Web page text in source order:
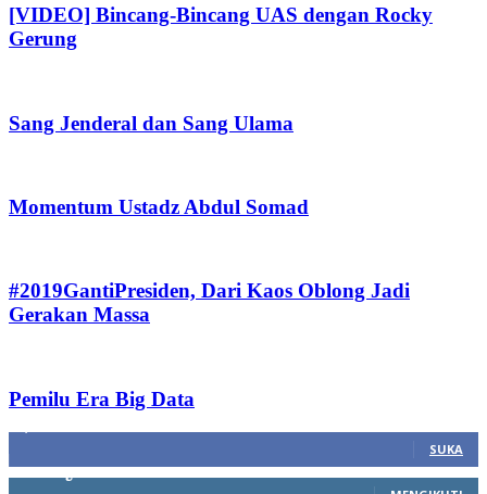
[VIDEO] Bincang-Bincang UAS dengan Rocky
Gerung
Sang Jenderal dan Sang Ulama
Momentum Ustadz Abdul Somad
#2019GantiPresiden, Dari Kaos Oblong Jadi
Gerakan Massa
Pemilu Era Big Data
SUKA
68 Pengikut